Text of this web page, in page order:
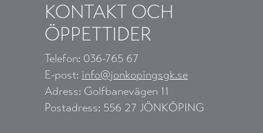
KONTAKT OCH
ÖPPETTIDER
Telefon: 036-765 67
E-post: info@jonkopingsgk.se
Adress: Golfbanevägen 11
Postadress: 556 27 JÖNKÖPING